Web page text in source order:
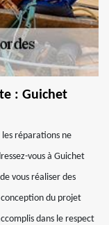
: Guichet
réparations ne
vous à Guichet
vous réaliser des
du projet
dans le respect